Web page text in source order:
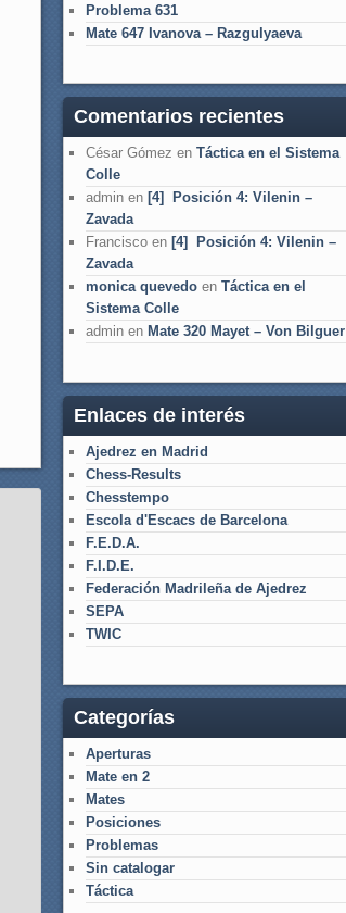
Problema 631
Mate 647 Ivanova – Razgulyaeva
Comentarios recientes
César Gómez en Táctica en el Sistema
Colle
admin en [4] Posición 4: Vilenin –
Zavada
Francisco en [4] Posición 4: Vilenin –
Zavada
monica quevedo en Táctica en el
Sistema Colle
admin en Mate 320 Mayet – Von Bilguer
Enlaces de interés
Ajedrez en Madrid
Chess-Results
Chesstempo
Escola d'Escacs de Barcelona
F.E.D.A.
F.I.D.E.
Federación Madrileña de Ajedrez
SEPA
TWIC
Categorías
Aperturas
Mate en 2
Mates
Posiciones
Problemas
Sin catalogar
Táctica